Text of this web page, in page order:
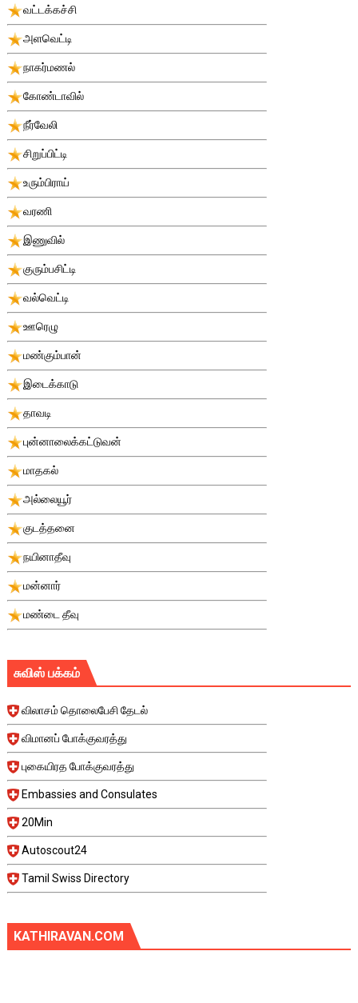
வட்டக்கச்சி
அளவெட்டி
நாகர்மணல்
கோண்டாவில்
நீர்வேலி
சிறுப்பிட்டி
உரும்பிராய்
வரணி
இணுவில்
குரும்பசிட்டி
வல்வெட்டி
ஊரெழு
மண்கும்பான்
இடைக்காடு
தாவடி
புன்னாலைக்கட்டுவன்
மாதகல்
அல்லையூர்
குடத்தனை
நயினாதீவு
மன்னார்
மண்டை தீவு
சுவிஸ் பக்கம்
விலாசம் தொலைபேசி தேடல்
விமானப் போக்குவரத்து
புகையிரத போக்குவரத்து
Embassies and Consulates
20Min
Autoscout24
Tamil Swiss Directory
KATHIRAVAN.COM